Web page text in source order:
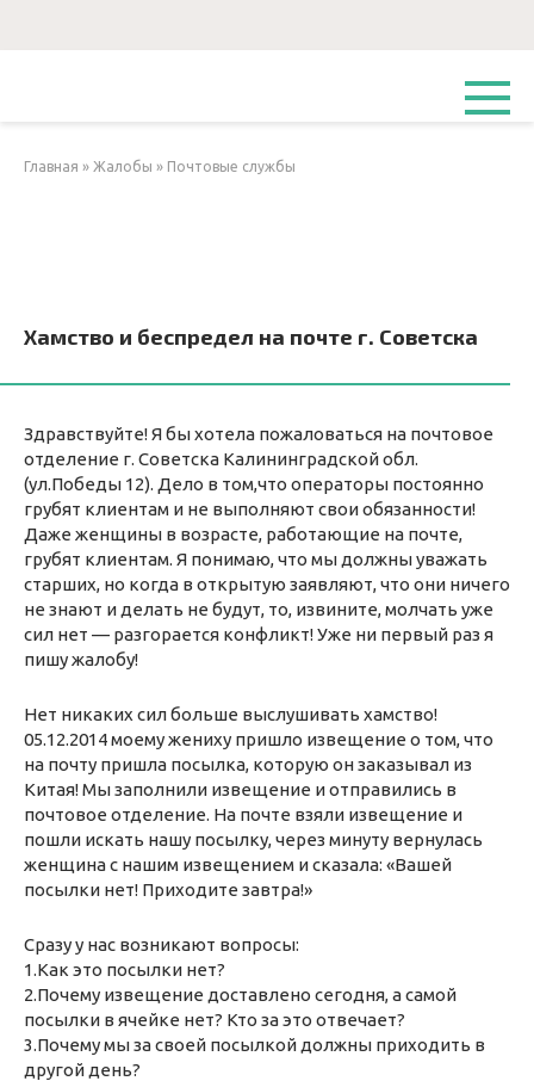
Главная » Жалобы » Почтовые службы
Хамство и беспредел на почте г. Советска
Здравствуйте! Я бы хотела пожаловаться на почтовое
отделение г. Советска Калининградской обл.
(ул.Победы 12). Дело в том,что операторы постоянно
грубят клиентам и не выполняют свои обязанности!
Даже женщины в возрасте, работающие на почте,
грубят клиентам. Я понимаю, что мы должны уважать
старших, но когда в открытую заявляют, что они ничего
не знают и делать не будут, то, извините, молчать уже
сил нет — разгорается конфликт! Уже ни первый раз я
пишу жалобу!
Нет никаких сил больше выслушивать хамство!
05.12.2014 моему жениху пришло извещение о том, что
на почту пришла посылка, которую он заказывал из
Китая! Мы заполнили извещение и отправились в
почтовое отделение. На почте взяли извещение и
пошли искать нашу посылку, через минуту вернулась
женщина с нашим извещением и сказала: «Вашей
посылки нет! Приходите завтра!»
Сразу у нас возникают вопросы:
1.Как это посылки нет?
2.Почему извещение доставлено сегодня, а самой
посылки в ячейке нет? Кто за это отвечает?
3.Почему мы за своей посылкой должны приходить в
другой день?